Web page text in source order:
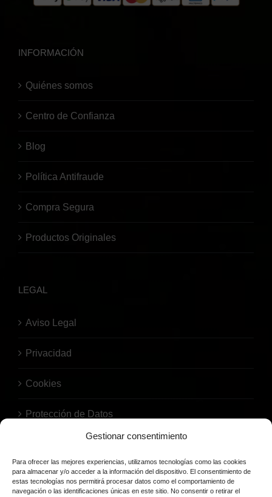
Gestionar consentimiento
Para ofrecer las mejores experiencias, utilizamos tecnologías como las cookies
para almacenar y/o acceder a la información del dispositivo. El consentimiento de
estas tecnologías nos permitirá procesar datos como el comportamiento de
navegación o las identificaciones únicas en este sitio. No consentir o retirar el
INFORMACIÓN
Quiénes somos
Centro de Confianza
Blog
Política Antifraude
Compra Segura
Productos Originales
LEGAL
Aviso Legal
Privacidad
Cookies
Protección de Datos